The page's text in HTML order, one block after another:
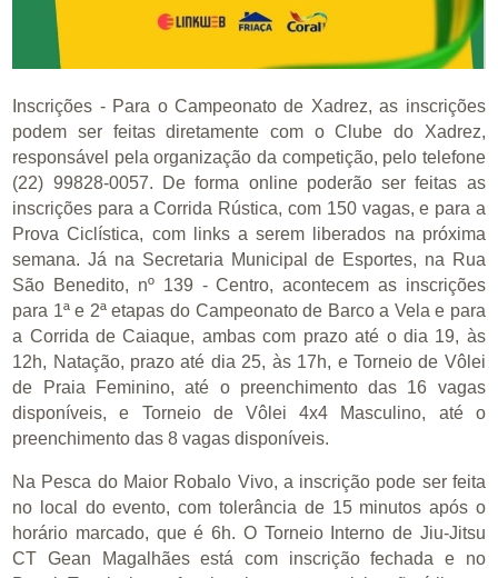
Inscrições - Para o Campeonato de Xadrez, as inscrições
podem ser feitas diretamente com o Clube do Xadrez,
responsável pela organização da competição, pelo telefone
(22) 99828-0057. De forma online poderão ser feitas as
inscrições para a Corrida Rústica, com 150 vagas, e para a
Prova Ciclística, com links a serem liberados na próxima
semana. Já na Secretaria Municipal de Esportes, na Rua
São Benedito, nº 139 - Centro, acontecem as inscrições
para 1ª e 2ª etapas do Campeonato de Barco a Vela e para
a Corrida de Caiaque, ambas com prazo até o dia 19, às
12h, Natação, prazo até dia 25, às 17h, e Torneio de Vôlei
de Praia Feminino, até o preenchimento das 16 vagas
disponíveis, e Torneio de Vôlei 4x4 Masculino, até o
preenchimento das 8 vagas disponíveis.
Na Pesca do Maior Robalo Vivo, a inscrição pode ser feita
no local do evento, com tolerância de 15 minutos após o
horário marcado, que é 6h. O Torneio Interno de Jiu-Jitsu
CT Gean Magalhães está com inscrição fechada e no